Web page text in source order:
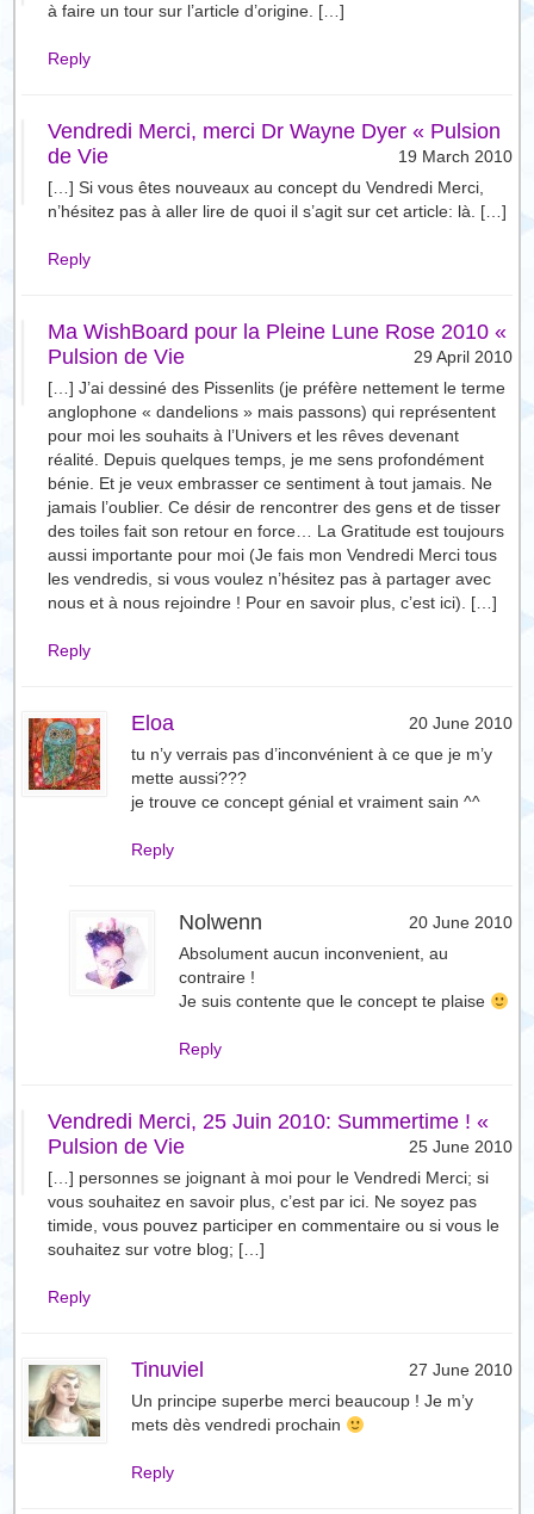
à faire un tour sur l’article d’origine. […]
Reply
Vendredi Merci, merci Dr Wayne Dyer « Pulsion
de Vie
19 March 2010
[…] Si vous êtes nouveaux au concept du Vendredi Merci,
n’hésitez pas à aller lire de quoi il s’agit sur cet article: là. […]
Reply
Ma WishBoard pour la Pleine Lune Rose 2010 «
Pulsion de Vie
29 April 2010
[…] J’ai dessiné des Pissenlits (je préfère nettement le terme
anglophone « dandelions » mais passons) qui représentent
pour moi les souhaits à l’Univers et les rêves devenant
réalité. Depuis quelques temps, je me sens profondément
bénie. Et je veux embrasser ce sentiment à tout jamais. Ne
jamais l’oublier. Ce désir de rencontrer des gens et de tisser
des toiles fait son retour en force… La Gratitude est toujours
aussi importante pour moi (Je fais mon Vendredi Merci tous
les vendredis, si vous voulez n’hésitez pas à partager avec
nous et à nous rejoindre ! Pour en savoir plus, c’est ici). […]
Reply
Eloa
20 June 2010
tu n’y verrais pas d’inconvénient à ce que je m’y
mette aussi???
je trouve ce concept génial et vraiment sain ^^
Reply
Nolwenn
20 June 2010
Absolument aucun inconvenient, au
contraire !
Je suis contente que le concept te plaise
Reply
Vendredi Merci, 25 Juin 2010: Summertime ! «
Pulsion de Vie
25 June 2010
[…] personnes se joignant à moi pour le Vendredi Merci; si
vous souhaitez en savoir plus, c’est par ici. Ne soyez pas
timide, vous pouvez participer en commentaire ou si vous le
souhaitez sur votre blog; […]
Reply
Tinuviel
27 June 2010
Un principe superbe merci beaucoup ! Je m’y
mets dès vendredi prochain
Reply